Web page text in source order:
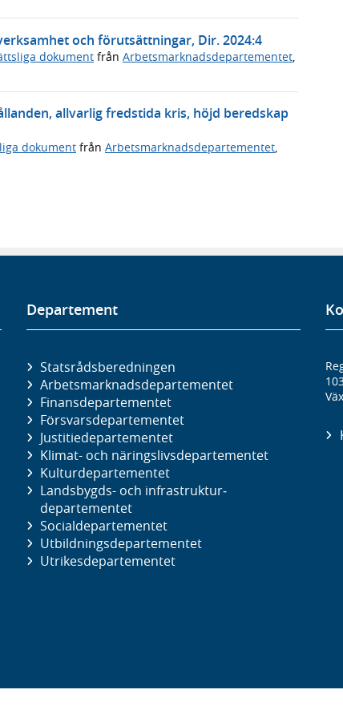
och förutsättningar, Dir. 2024:4
dokument från Arbetsmarknadsdepartementet
allvarlig fredstida kris, höjd beredskap
dokument från Arbetsmarknadsdepartementet,
Departement
Statsrådsberedningen
Arbetsmarknads­departementet
Finans­departementet
Försvars­departementet
Justitie­departementet
Klimat- och näringslivs­departementet
Kultur­departementet
Landsbygds- och infrastruktur­
departementet
Social­departementet
Utbildnings­departementet
Utrikes­departementet